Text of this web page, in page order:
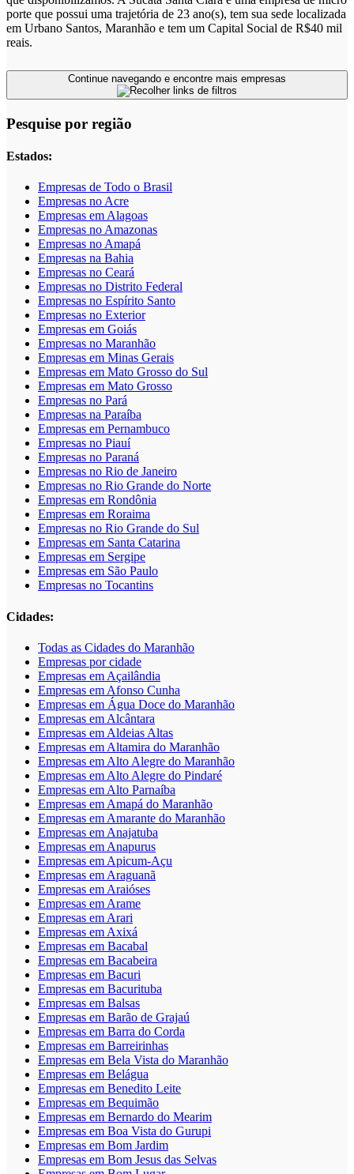
porte que possui uma trajetória de 23 ano(s), tem sua sede localizada
em Urbano Santos, Maranhão e tem um Capital Social de R$40 mil
reais.
Pesquise por região
Estados:
Empresas de Todo o Brasil
Empresas no Acre
Empresas em Alagoas
Empresas no Amazonas
Empresas no Amapá
Empresas na Bahia
Empresas no Ceará
Empresas no Distrito Federal
Empresas no Espírito Santo
Empresas no Exterior
Empresas em Goiás
Empresas no Maranhão
Empresas em Minas Gerais
Empresas em Mato Grosso do Sul
Empresas em Mato Grosso
Empresas no Pará
Empresas na Paraíba
Empresas em Pernambuco
Empresas no Piauí
Empresas no Paraná
Empresas no Rio de Janeiro
Empresas no Rio Grande do Norte
Empresas em Rondônia
Empresas em Roraima
Empresas no Rio Grande do Sul
Empresas em Santa Catarina
Empresas em Sergipe
Empresas em São Paulo
Empresas no Tocantins
Cidades:
Todas as Cidades do Maranhão
Empresas por cidade
Empresas em Açailândia
Empresas em Afonso Cunha
Empresas em Água Doce do Maranhão
Empresas em Alcântara
Empresas em Aldeias Altas
Empresas em Altamira do Maranhão
Empresas em Alto Alegre do Maranhão
Empresas em Alto Alegre do Pindaré
Empresas em Alto Parnaíba
Empresas em Amapá do Maranhão
Empresas em Amarante do Maranhão
Empresas em Anajatuba
Empresas em Anapurus
Empresas em Apicum-Açu
Empresas em Araguanã
Empresas em Araióses
Empresas em Arame
Empresas em Arari
Empresas em Axixá
Empresas em Bacabal
Empresas em Bacabeira
Empresas em Bacuri
Empresas em Bacurituba
Empresas em Balsas
Empresas em Barão de Grajaú
Empresas em Barra do Corda
Empresas em Barreirinhas
Empresas em Bela Vista do Maranhão
Empresas em Belágua
Empresas em Benedito Leite
Empresas em Bequimão
Empresas em Bernardo do Mearim
Empresas em Boa Vista do Gurupi
Empresas em Bom Jardim
Empresas em Bom Jesus das Selvas